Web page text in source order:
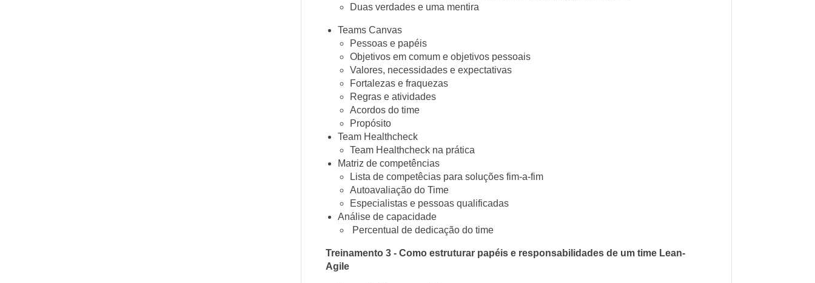
Duas verdades e uma mentira
Teams Canvas
Pessoas e papéis
Objetivos em comum e objetivos pessoais
Valores, necessidades e expectativas
Fortalezas e fraquezas
Regras e atividades
Acordos do time
Propósito
Team Healthcheck
Team Healthcheck na prática
Matriz de competências
Lista de competêcias para soluções fim-a-fim
Autoavaliação do Time
Especialistas e pessoas qualificadas
Análise de capacidade
Percentual de dedicação do time
Treinamento 3 - Como estruturar papéis e responsabilidades de um time Lean-
Agile